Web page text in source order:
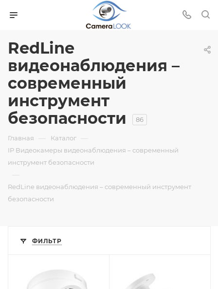
RedLine
видеонаблюдения –
современный
инструмент
безопасности
86
Главная — Каталог —
IP Видеокамеры видеонаблюдения – современный
инструмент безопасности
—
RedLine видеонаблюдения – современный инструмент
безопасности
ФИЛЬТР